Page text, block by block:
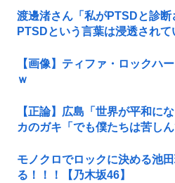
渡邊渚さん「私がPTSDと診
PTSDという言葉は浸透され
【画像】ティファ・ロックハ
ｗ
【正論】広島「世界が平和に
カのガキ「でも僕たちは苦しん
モノクロでロックに決める池
る！！！【乃木坂46】